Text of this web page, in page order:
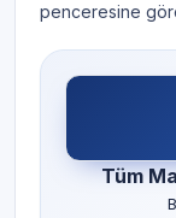
penceresine
Tüm